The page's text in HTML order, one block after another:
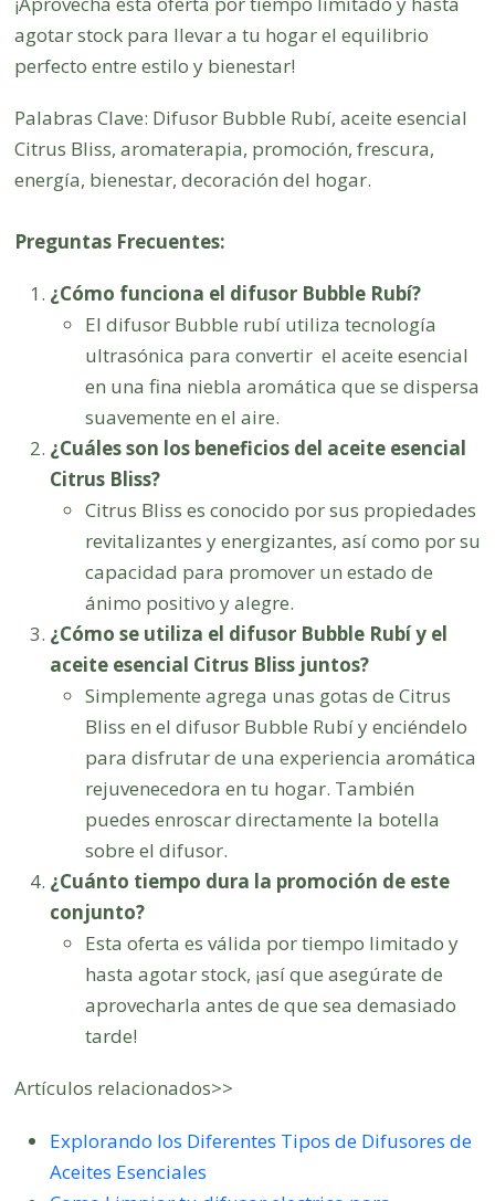
agotar stock para llevar a tu hogar el equilibrio
perfecto entre estilo y bienestar!
Palabras Clave: Difusor Bubble Rubí, aceite esencial
Citrus Bliss, aromaterapia, promoción, frescura,
energía, bienestar, decoración del hogar.
Preguntas Frecuentes:
¿Cómo funciona el difusor Bubble Rubí?
El difusor Bubble rubí utiliza tecnología
ultrasónica para convertir el aceite esencial
en una fina niebla aromática que se dispersa
suavemente en el aire.
¿Cuáles son los beneficios del aceite esencial
Citrus Bliss?
Citrus Bliss es conocido por sus propiedades
revitalizantes y energizantes, así como por su
capacidad para promover un estado de
ánimo positivo y alegre.
¿Cómo se utiliza el difusor Bubble Rubí y el
aceite esencial Citrus Bliss juntos?
Simplemente agrega unas gotas de Citrus
Bliss en el difusor Bubble Rubí y enciéndelo
para disfrutar de una experiencia aromática
rejuvenecedora en tu hogar. También
puedes enroscar directamente la botella
sobre el difusor.
¿Cuánto tiempo dura la promoción de este
conjunto?
Esta oferta es válida por tiempo limitado y
hasta agotar stock, ¡así que asegúrate de
aprovecharla antes de que sea demasiado
tarde!
Artículos relacionados>>
Explorando los Diferentes Tipos de Difusores de
Aceites Esenciales